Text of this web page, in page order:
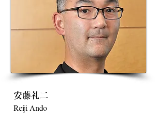
安藤礼二
Reiji Ando